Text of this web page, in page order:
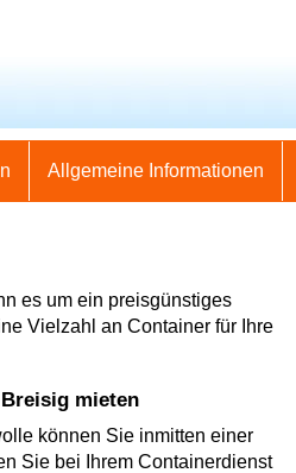
Allgemeine Informationen
es um ein preisgünstiges
Vielzahl an Container für Ihre
mieten
können Sie inmitten einer
Sie bei Ihrem Containerdienst